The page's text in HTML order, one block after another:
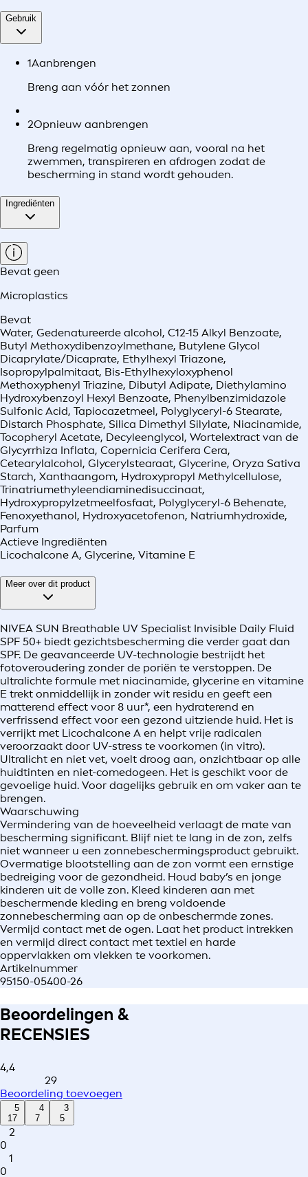
Gebruik
1Aanbrengen
Breng aan vóór het zonnen
2Opnieuw aanbrengen
Breng regelmatig opnieuw aan, vooral na het
zwemmen, transpireren en afdrogen zodat de
bescherming in stand wordt gehouden.
Ingrediënten
Bevat geen
Microplastics
Bevat
Water, Gedenatureerde alcohol, C12-15 Alkyl Benzoate,
Butyl Methoxydibenzoylmethane, Butylene Glycol
Dicaprylate/Dicaprate, Ethylhexyl Triazone,
Isopropylpalmitaat, Bis-Ethylhexyloxyphenol
Methoxyphenyl Triazine, Dibutyl Adipate, Diethylamino
Hydroxybenzoyl Hexyl Benzoate, Phenylbenzimidazole
Sulfonic Acid, Tapiocazetmeel, Polyglyceryl-6 Stearate,
Distarch Phosphate, Silica Dimethyl Silylate, Niacinamide,
Tocopheryl Acetate, Decyleenglycol, Wortelextract van de
Glycyrrhiza Inflata, Copernicia Cerifera Cera,
Cetearylalcohol, Glycerylstearaat, Glycerine, Oryza Sativa
Starch, Xanthaangom, Hydroxypropyl Methylcellulose,
Trinatriumethyleendiaminedisuccinaat,
Hydroxypropylzetmeelfosfaat, Polyglyceryl-6 Behenate,
Fenoxyethanol, Hydroxyacetofenon, Natriumhydroxide,
Parfum
Actieve Ingrediënten
Licochalcone A, Glycerine, Vitamine E
Meer over dit product
NIVEA SUN Breathable UV Specialist Invisible Daily Fluid
SPF 50+ biedt gezichtsbescherming die verder gaat dan
SPF. De geavanceerde UV-technologie bestrijdt het
fotoveroudering zonder de poriën te verstoppen. De
ultralichte formule met niacinamide, glycerine en vitamine
E trekt onmiddellijk in zonder wit residu en geeft een
matterend effect voor 8 uur*, een hydraterend en
verfrissend effect voor een gezond uitziende huid. Het is
verrijkt met Licochalcone A en helpt vrije radicalen
veroorzaakt door UV-stress te voorkomen (in vitro).
Ultralicht en niet vet, voelt droog aan, onzichtbaar op alle
huidtinten en niet-comedogeen. Het is geschikt voor de
gevoelige huid. Voor dagelijks gebruik en om vaker aan te
brengen.
Waarschuwing
Vermindering van de hoeveelheid verlaagt de mate van
bescherming significant. Blijf niet te lang in de zon, zelfs
niet wanneer u een zonnebeschermingsproduct gebruikt.
Overmatige blootstelling aan de zon vormt een ernstige
bedreiging voor de gezondheid. Houd baby’s en jonge
kinderen uit de volle zon. Kleed kinderen aan met
beschermende kleding en breng voldoende
zonnebescherming aan op de onbeschermde zones.
Vermijd contact met de ogen. Laat het product intrekken
en vermijd direct contact met textiel en harde
oppervlakken om vlekken te voorkomen.
Artikelnummer
95150-05400-26
Beoordelingen &
RECENSIES
4,4
29
Beoordeling toevoegen
5
17
4
7
3
5
2
0
1
0